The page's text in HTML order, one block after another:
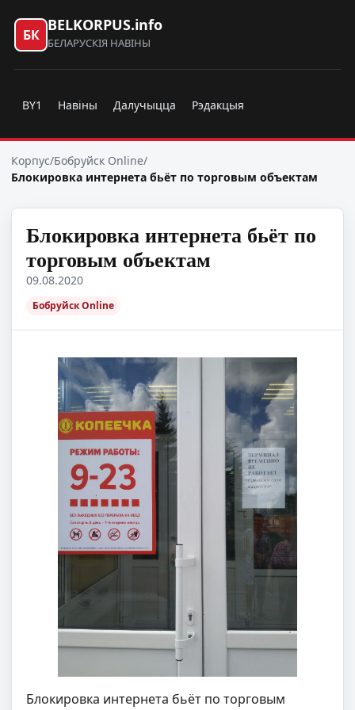
БК
BELKORPUS.info
БЕЛАРУСКІЯ НАВІНЫ
BY1 Навіны Далучыцца Рэдакцыя
Корпус/Бобруйск Online/
Блокировка интернета бьёт по торговым объектам
Блокировка интернета бьёт по
торговым объектам
09.08.2020
Бобруйск Online
Блокировка интернета бьёт по торговым